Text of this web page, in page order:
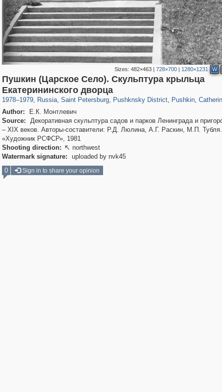
Sizes:482×463 |728×700 | 1280×1231 W
Пушкин (Царское Село). Скульптура крыльца
Екатерининского дворца
1978–1979, Russia
1,405,768 29,243
, Saint Petersburg
197,057 5,709
, Pushknsky District
11,378
, Pushkin,
Author:
Е.К. Монтлевич
Source:
Декоративная скульптура садов и парков Ленинграда и
– XIX веков. Авторы-составители: Р.Д. Люлина, А.Г. Раскин, М.П.
«Художник РСФСР», 1981
Shooting direction:  northwest
Watermark signature:
uploaded by nvk45
0
Sign in to share your opinion